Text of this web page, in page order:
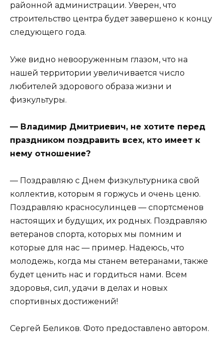
районной администрации. Уверен, что
строительство центра будет завершено к концу
следующего года.
Уже видно невооруженным глазом, что на
нашей территории увеличивается число
любителей здорового образа жизни и
физкультуры.
— Владимир Дмитриевич, не хотите перед
праздником поздравить всех, кто имеет к
нему отношение?
— Поздравляю с Днем физкультурника свой
коллектив, которым я горжусь и очень ценю.
Поздравляю красносулинцев — спортсменов
настоящих и будущих, их родных. Поздравляю
ветеранов спорта, которых мы помним и
которые для нас — пример. Надеюсь, что
молодежь, когда мы станем ветеранами, также
будет ценить нас и гордиться нами. Всем
здоровья, сил, удачи в делах и новых
спортивных достижений!
Сергей Беликов. Фото предоставлено автором.